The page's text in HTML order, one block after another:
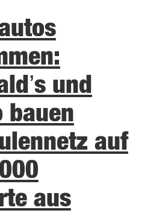
und
bauen
auf
aus